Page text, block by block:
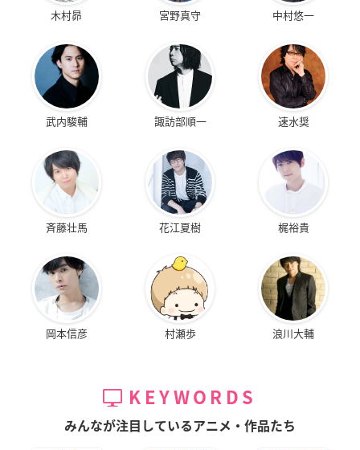
木村昴 宮野真守 中村悠一
武内駿輔 諏訪部順一 速水奨
斉藤壮馬 花江夏樹 梶裕貴
岡本信彦 村瀬歩 浪川大輔
KEYWORDS
みんなが注目しているアニメ・作品たち